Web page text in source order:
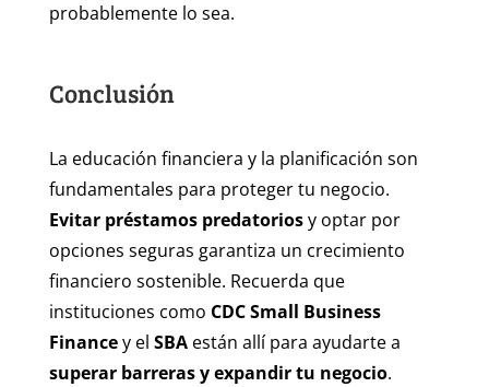
probablemente lo sea.
Conclusión
La educación financiera y la planificación son
fundamentales para proteger tu negocio.
Evitar préstamos predatoriosy optar por
opciones seguras garantiza un crecimiento
financiero sostenible. Recuerda que
instituciones como CDC Small Business
Financey el SBAestán allí para ayudarte a
superar barreras y expandir tu negocio.